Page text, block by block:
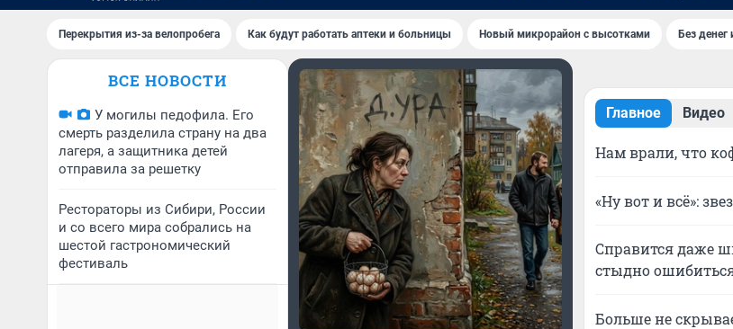
Перекрытия из-за велопробега Как будут работать аптеки и больницы Новый микрорайон с высотками Без
ВСЕ НОВОСТИ
У могилы педофила. Его
смерть разделила страну на два
лагеря, а защитника детей
отправила за решетку
Рестораторы из Сибири, России
и со всего мира собрались на
шестой гастрономический
фестиваль
Главное Видео
Нам врали, что
«Ну вот и всё»:
Справится даже
стыдно
Больше не